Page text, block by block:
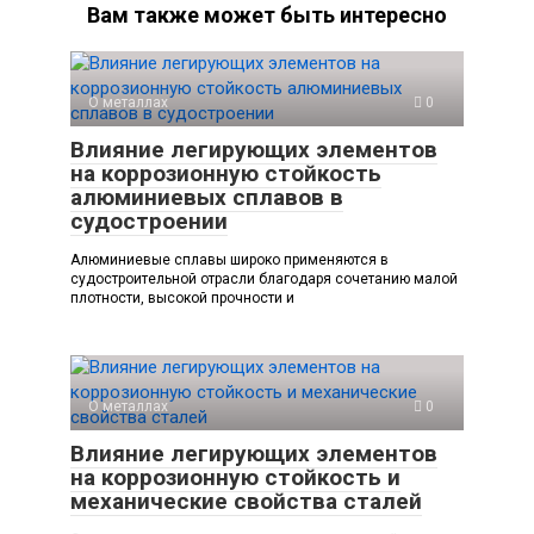
Вам также может быть интересно
О металлах 0
Влияние легирующих элементов
на коррозионную стойкость
алюминиевых сплавов в
судостроении
Алюминиевые сплавы широко применяются в
судостроительной отрасли благодаря сочетанию малой
плотности, высокой прочности и
О металлах 0
Влияние легирующих элементов
на коррозионную стойкость и
механические свойства сталей